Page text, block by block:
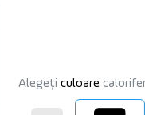
Alegeți culoare